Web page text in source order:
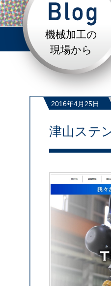
機械加工の
現場から
2016年4月25日
津山ステ